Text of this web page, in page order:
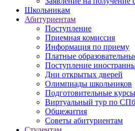
Школьникам
Абитуриентам
Поступление
Приемная комиссия
Информация по приему
Платные
Поступление
Дни открытых дверей
Олимпиады школьников
Подготовительные курсы
Виртуальный тур по
Общежития
Советы абитуриентам